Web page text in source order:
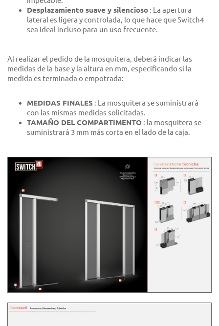
Desplazamiento suave y silencioso : La apertura
lateral es ligera y controlada, lo que hace que Switch4
sea ideal incluso para un uso frecuente.
Al realizar el pedido de la mosquitera, deberá indicar las
medidas de la base y la altura en mm, especificando si la
medida es terminada o empotrada:
MEDIDAS FINALES : La mosquitera se suministrará
con las mismas medidas solicitadas.
TAMAÑO DEL COMPARTIMENTO : la mosquitera se
suministrará 3 mm más corta en el lado de la caja.